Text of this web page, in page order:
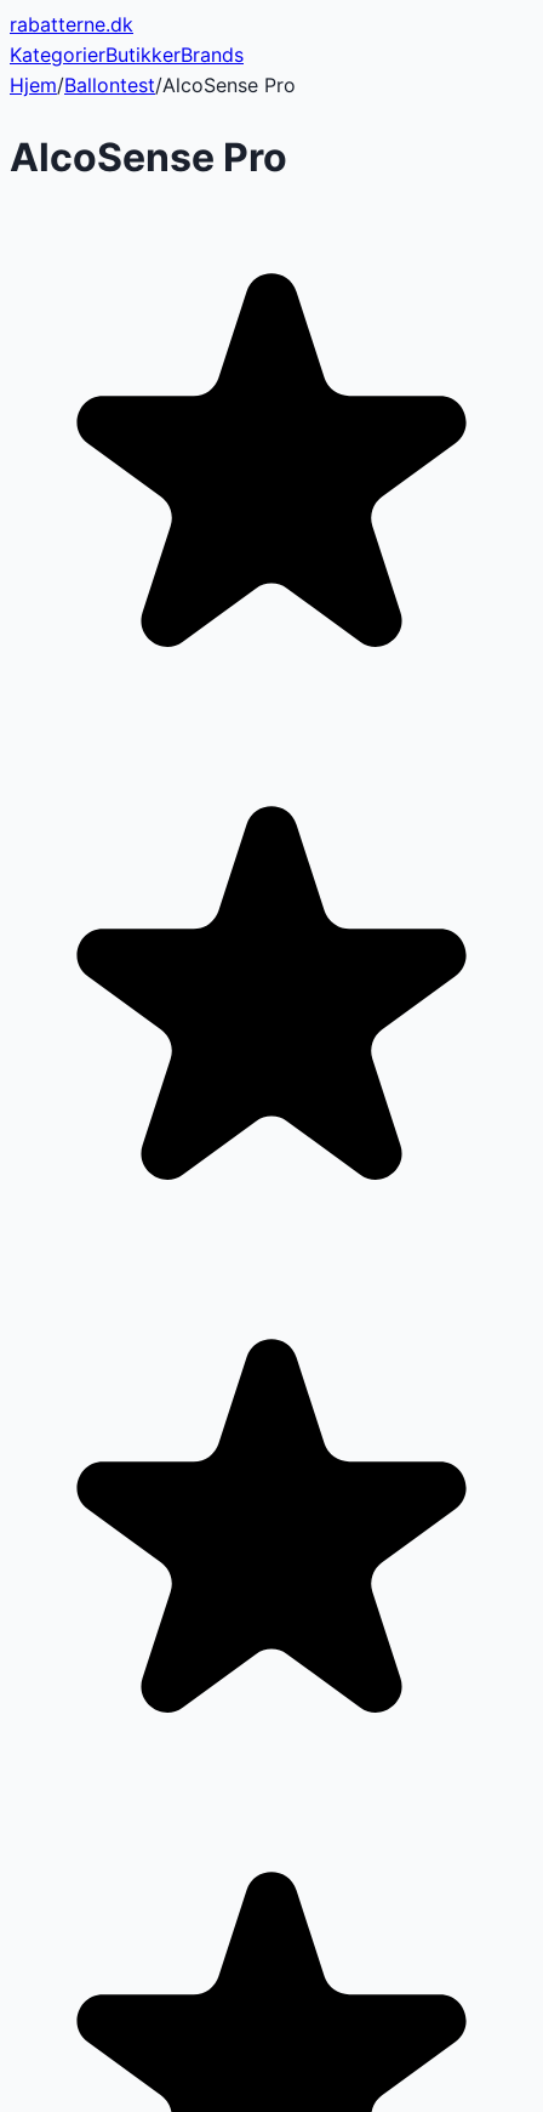
rabatterne.dk
KategorierButikkerBrands
Hjem/Ballontest/AlcoSense Pro
AlcoSense Pro